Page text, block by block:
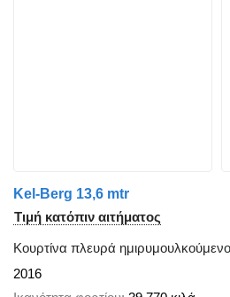
Kel-Berg 13,6 mtr
Τιμή κατόπιν αιτήματος
Κουρτίνα πλευρά ημιρυμουλκούμενο
2016